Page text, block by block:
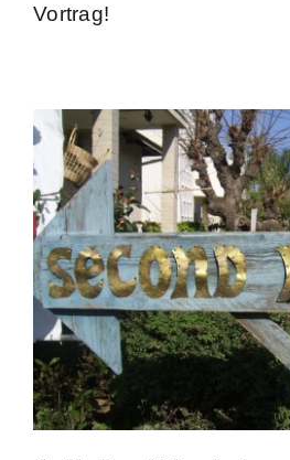
Vortrag!